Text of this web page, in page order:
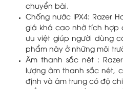
chuyển bài.
Chống nước IPX4: Razer
giá khá cao nhờ tích hợp
ưu việt giúp người dùng
phẩm này ở những môi
Âm thanh sắc nét :
lượng âm thanh sắc nét,
định và âm trung có độ